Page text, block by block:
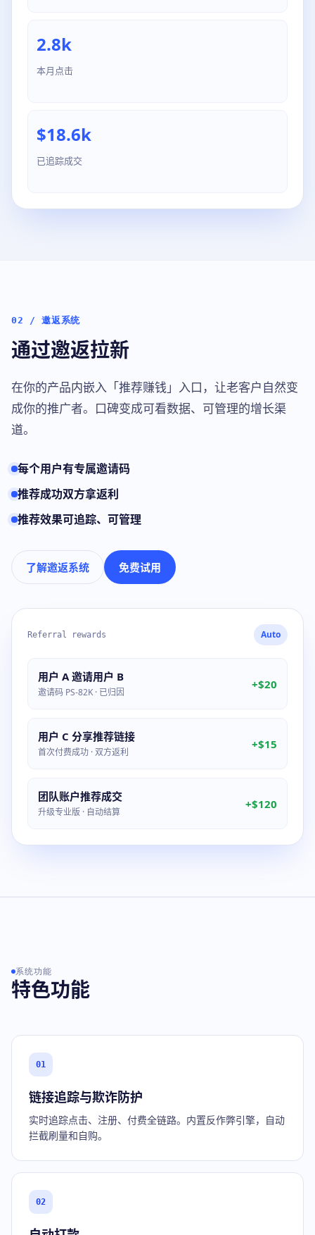
2.8k
本月点击
$18.6k
已追踪成交
02 / 邀返系统
通过邀返拉新
在你的产品内嵌入「推荐赚钱」入口，让老客户自然变
成你的推广者。口碑变成可看数据、可管理的增长渠
道。
每个用户有专属邀请码
推荐成功双方拿返利
推荐效果可追踪、可管理
了解邀返系统 免费试用
Referral rewards Auto
用户 A 邀请用户 B
邀请码 PS-82K · 已归因
+$20
用户 C 分享推荐链接
首次付费成功 · 双方返利
+$15
团队账户推荐成交
升级专业版 · 自动结算
+$120
系统功能
特色功能
01
链接追踪与欺诈防护
实时追踪点击、注册、付费全链路。内置反作弊引擎，自动
拦截刷量和自购。
02